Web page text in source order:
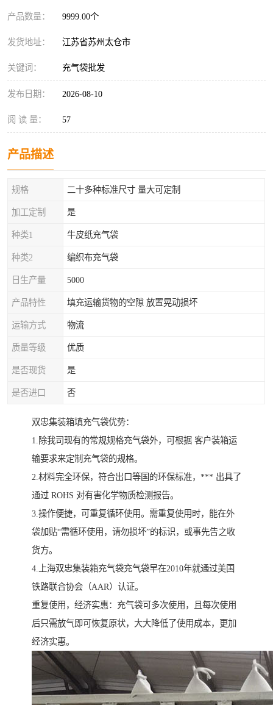
产品数量： 9999.00个
发货地址： 江苏省苏州太仓市
关键词： 充气袋批发
发布日期： 2026-08-10
阅 读 量： 57
产品描述
规格 二十多种标准尺寸 量大可定制
加工定制 是
种类1 牛皮纸充气袋
种类2 编织布充气袋
日生产量 5000
产品特性 填充运输货物的空隙 放置晃动损坏
运输方式 物流
质量等级 优质
是否现货 是
是否进口 否
双忠集装箱填充气袋优势：
1.除我司现有的常规规格充气袋外，可根据 客户装箱运
输要求来定制充气袋的规格。
2.材料完全环保，符合出口等国的环保标准，*** 出具了
通过 ROHS 对有害化学物质检测报告。
3.操作便捷，可重复循环使用。需重复使用时，能在外
袋加贴“需循环使用，请勿损坏”的标识，或事先告之收
货方。
4.上海双忠集装箱充气袋充气袋早在2010年就通过美国
铁路联合协会（AAR）认证。
重复使用，经济实惠：充气袋可多次使用，且每次使用
后只需放气即可恢复原状，大大降低了使用成本，更加
经济实惠。